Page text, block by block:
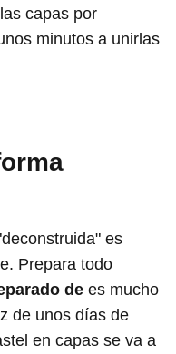
capas por
minutos a unirlas
es
Prepara todo
de es mucho
de unos días de
en capas se va a